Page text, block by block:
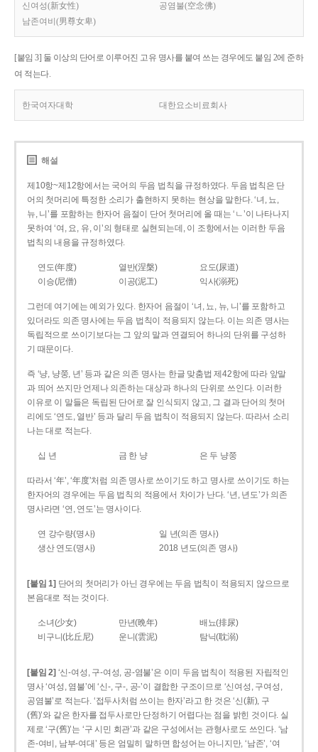
신여성(新女性)
공염불(空念佛)
남존여비(男尊女卑)
[붙임 3] 둘 이상의 단어로 이루어진 고유 명사를 붙여 쓰는 경우에도 붙임 2에 준하
여 적는다.
한국여자대학 대한요소비료회사
해설
제10항~제12항에서는 국어의 두음 법칙을 규정하였다. 두음 법칙은 단
어의 첫머리에 특정한 소리가 출현하지 못하는 현상을 말한다. ‘녀, 뇨,
뉴, 니’를 포함하는 한자어 음절이 단어 첫머리에 올 때는 ‘ㄴ’이 나타나지
못하여 ‘여, 요, 유, 이’의 형태로 실현되는데, 이 조항에서는 이러한 두음
법칙의 내용을 규정하였다.
연도(年度) 열반(涅槃)
요도(尿道)
이승(尼僧)
이공(泥工) 익사(溺死)
그런데 여기에는 예외가 있다. 한자어 음절이 ‘녀, 뇨, 뉴, 니’를 포함하고
있더라도 의존 명사에는 두음 법칙이 적용되지 않는다. 이는 의존 명사는
독립적으로 쓰이기보다는 그 앞의 말과 연결되어 하나의 단위를 구성하
기 때문이다.
즉 ‘냥, 냥쭝, 년’ 등과 같은 의존 명사는 한글 맞춤법 제42항에 따라 앞말
과 띄어 쓰지만 언제나 의존하는 대상과 하나의 단위로 쓰인다. 이러한
이유로 이 말들은 독립된 단어로 잘 인식되지 않고, 그 결과 단어의 첫머
리에도 ‘연도, 열반’ 등과 달리 두음 법칙이 적용되지 않는다. 따라서 소리
나는 대로 적는다.
십 년 금 한 냥 은 두 냥쭝
따라서 ‘年’, ‘年度’처럼 의존 명사로 쓰이기도 하고 명사로 쓰이기도 하는
한자어의 경우에는 두음 법칙의 적용에서 차이가 난다. ‘년, 년도’가 의존
명사라면 ‘연, 연도’는 명사이다.
연 강수량(명사)
일 년(의존 명사)
생산 연도(명사)
2018 년도(의존 명사)
[붙임 1] 단어의 첫머리가 아닌 경우에는 두음 법칙이 적용되지 않으므로
본음대로 적는 것이다.
소녀(少女) 만년(晩年)
배뇨(排尿)
비구니(比丘尼)
운니(雲泥) 탐닉(耽溺)
[붙임 2] ‘신-여성, 구-여성, 공-염불’은 이미 두음 법칙이 적용된 자립적인
명사 ‘여성, 염불’에 ‘신-, 구-, 공-’이 결합한 구조이므로 ‘신여성, 구여성,
공염불’로 적는다. ‘접두사처럼 쓰이는 한자’라고 한 것은 ‘신(新), 구
(舊)’와 같은 한자를 접두사로만 단정하기 어렵다는 점을 밝힌 것이다. 실
제로 ‘구(舊)’는 ‘구 시민 회관’과 같은 구성에서는 관형사로도 쓰인다. ‘남
존­-여비, 남부-­여대’ 등은 엄밀히 말하면 합성어는 아니지만, ‘남존’, ‘여